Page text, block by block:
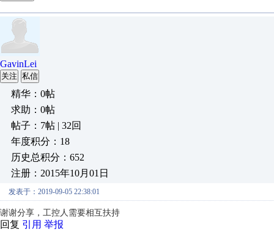
GavinLei
关注 私信
精华：0帖
求助：0帖
帖子：7帖 | 32回
年度积分：18
历史总积分：652
注册：2015年10月01日
发表于：2019-09-05 22:38:01
谢谢分享，工控人需要相互扶持
回复 引用 举报